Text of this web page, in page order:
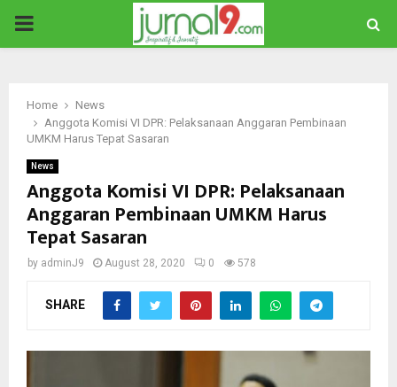
PRIMARY
Home
News
Anggota Komisi VI DPR: Pelaksanaan Anggaran Pembinaan
UMKM Harus Tepat Sasaran
News
Anggota Komisi VI DPR: Pelaksanaan
Anggaran Pembinaan UMKM Harus
Tepat Sasaran
by adminJ9 August 28, 2020 0 578
SHARE